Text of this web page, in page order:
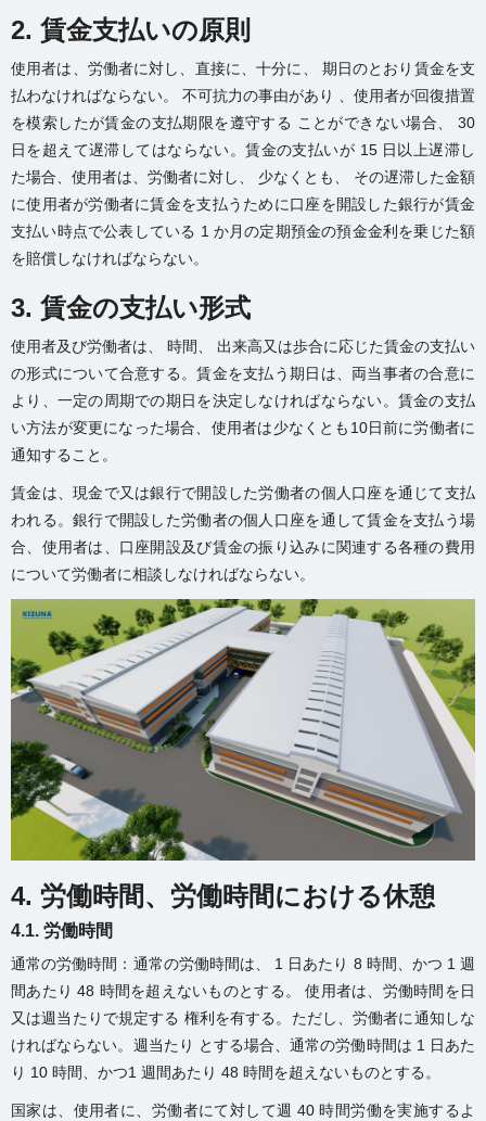
2. 賃金支払いの原則
使用者は、労働者に対し、直接に、十分に、 期日のとおり賃金を支
払わなければならない。 不可抗力の事由があり 、使用者が回復措置
を模索したが賃金の支払期限を遵守する ことができない場合、 30
日を超えて遅滞してはならない。賃金の支払いが 15 日以上遅滞し
た場合、使用者は、労働者に対し、 少なくとも、 その遅滞した金額
に使用者が労働者に賃金を支払うために口座を開設した銀行が賃金
支払い時点で公表している 1 か月の定期預金の預金金利を乗じた額
を賠償しなければならない。
3. 賃金の支払い形式
使用者及び労働者は、 時間、 出来高又は歩合に応じた賃金の支払い
の形式について合意する。賃金を支払う期日は、両当事者の合意に
より、一定の周期での期日を決定しなければならない。賃金の支払
い方法が変更になった場合、使用者は少なくとも10日前に労働者に
通知すること。
賃金は、現金で又は銀行で開設した労働者の個人口座を通じて支払
われる。銀行で開設した労働者の個人口座を通して賃金を支払う場
合、使用者は、口座開設及び賃金の振り込みに関連する各種の費用
について労働者に相談しなければならない。
4. 労働時間、労働時間における休憩
4.1. 労働時間
通常の労働時間：通常の労働時間は、 1 日あたり 8 時間、かつ 1 週
間あたり 48 時間を超えないものとする。 使用者は、労働時間を日
又は週当たりで規定する 権利を有する。ただし、労働者に通知しな
ければならない。週当たり とする場合、通常の労働時間は 1 日あた
り 10 時間、かつ1 週間あたり 48 時間を超えないものとする。
国家は、使用者に、労働者にて対して週 40 時間労働を実施するよ